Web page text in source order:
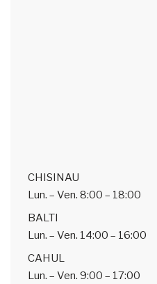
CHISINAU
Lun. – Ven. 8:00 – 18:00
BALTI
Lun. – Ven. 14:00 – 16:00
CAHUL
Lun. – Ven. 9:00 – 17:00